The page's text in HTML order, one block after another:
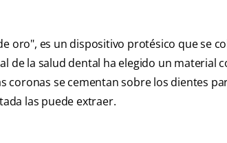
oro", es un dispositivo protésico que se
de la salud dental ha elegido un material
coronas se cementan sobre los dientes
las puede extraer.